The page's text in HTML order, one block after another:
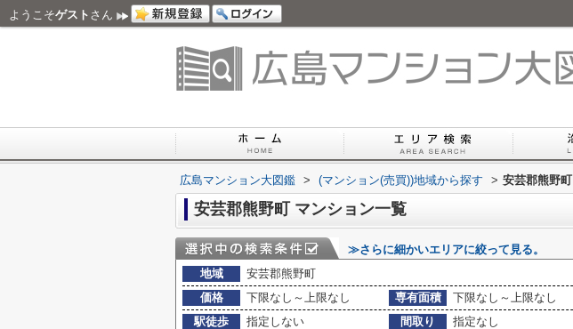
ようこそゲスト さん
広島マンション大図鑑 > (マンション(売買))地域から探す > 安芸郡熊野町
安芸郡熊野町 マンション一覧
≫さらに細かいエリアに絞って見る。
地域
安芸郡熊野町
価格
下限なし～上限なし 専有面積 下限なし～上限なし
駅徒歩
指定しない 間取り
指定なし